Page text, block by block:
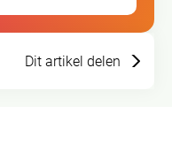
Dit artikel delen